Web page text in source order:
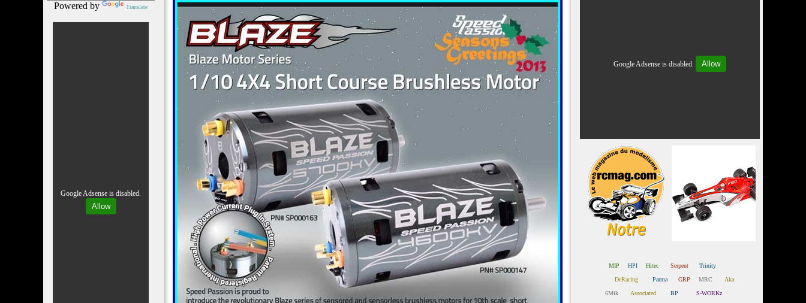
Powered by Translate
Google Adsense is disabled.
Allow
Google Adsense is disabled. Allow
MIP HPI Hitec Serpent Trinity
DeRacing Parma GRP MRC Aka
6Mik Associated BP S-WORKz